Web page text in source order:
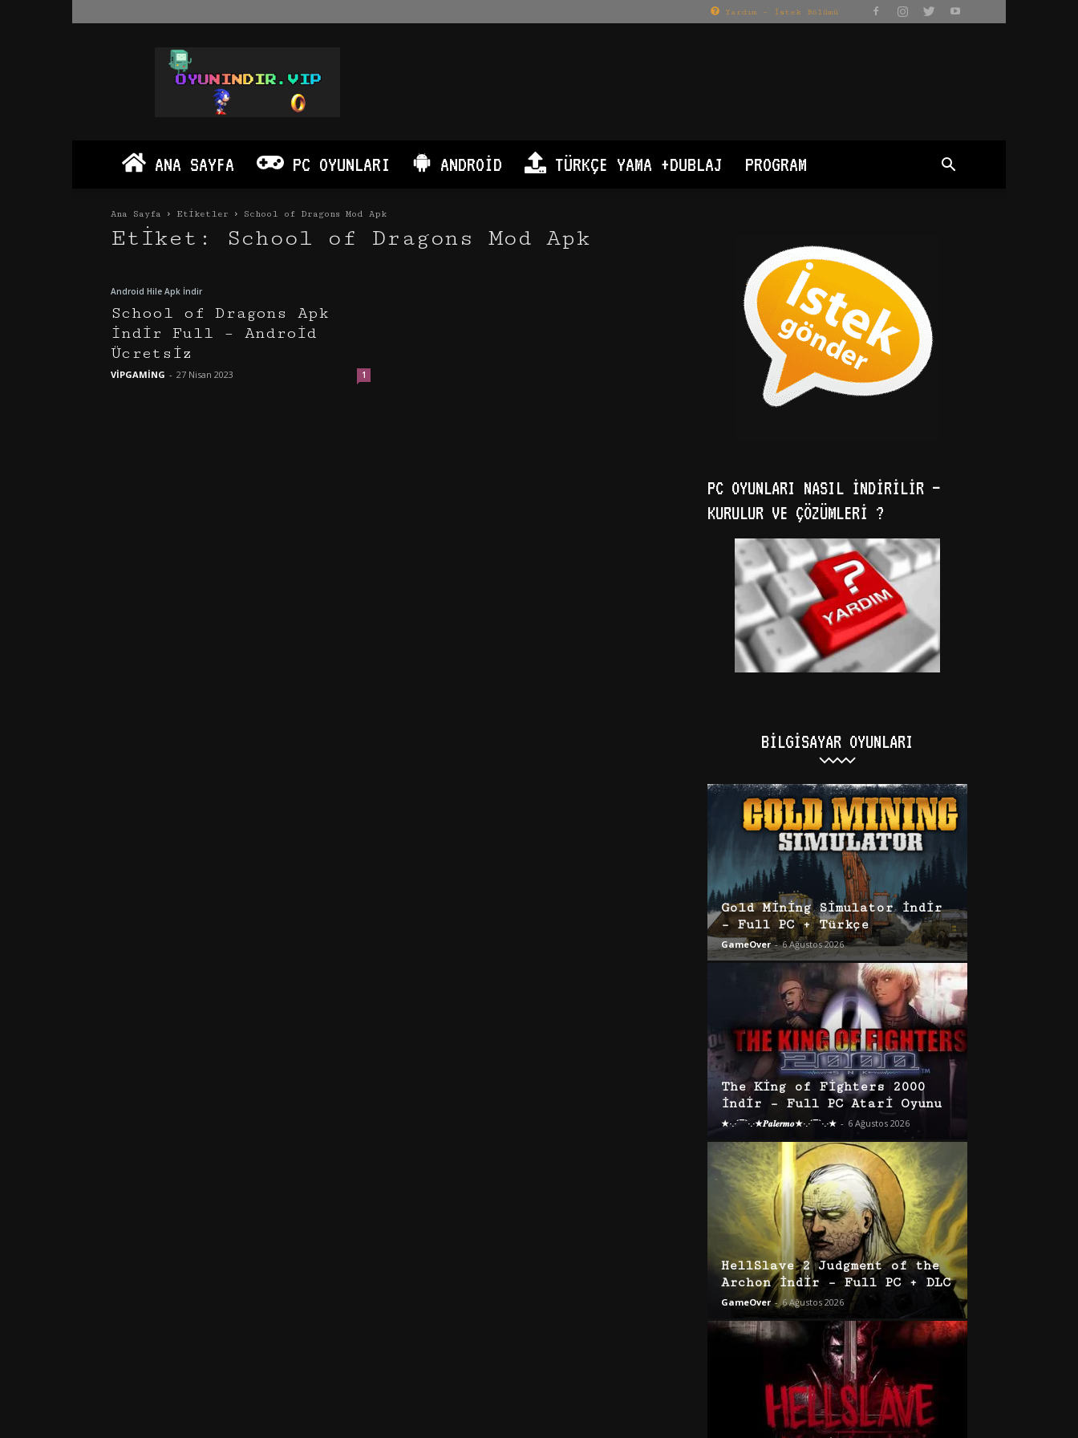
Yardım – İstek Bölümü
Oyun
İndir
PC
Android
Apk
ANA SAYFA PC OYUNLARI ANDROID TÜRKÇE YAMA +DUBLAJ PROGRAM
Ana Sayfa Etiketler School of Dragons Mod Apk
Etiket: School of Dragons Mod Apk
Android Hile Apk İndir
School of Dragons Apk
İndir Full – Android
Ücretsiz
VİPGAMİNG - 27 Nisan 2023 1
PC OYUNLARI NASIL İNDIRILIR –
KURULUR VE ÇÖZÜMLERI ?
BILGISAYAR OYUNLARI
Gold Mining Simulator İndir
– Full PC + Türkçe
GameOver - 6 Ağustos 2026
The King of Fighters 2000
İndir – Full PC Atari Oyunu
★·.·´¯`·.·★𝑷𝒂𝒍𝒆𝒓𝒎𝒐★·.·´¯`·.·★ - 6 Ağustos 2026
HellSlave 2 Judgment of the
Archon İndir – Full PC + DLC
GameOver - 6 Ağustos 2026